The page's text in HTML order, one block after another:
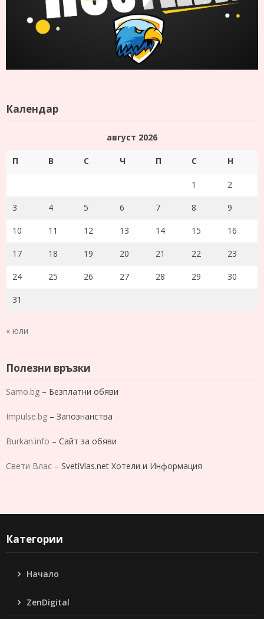
Календар
август 2026
П В С Ч П С Н
1 2
3 4 5 6 7 8 9
10 11 12 13 14 15 16
17 18 19 20 21 22 23
24 25 26 27 28 29 30
31
« юли
Полезни връзки
Samo.bg – Безплатни обяви
Impulse.bg – Запознанства
Burkan.info – Сайт за обяви
Свети Влас – SvetiVlas.net Хотели и Информация
Категории
Начало
ZenDigital